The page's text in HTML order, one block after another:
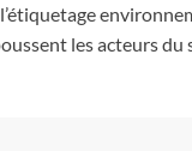
les acteurs